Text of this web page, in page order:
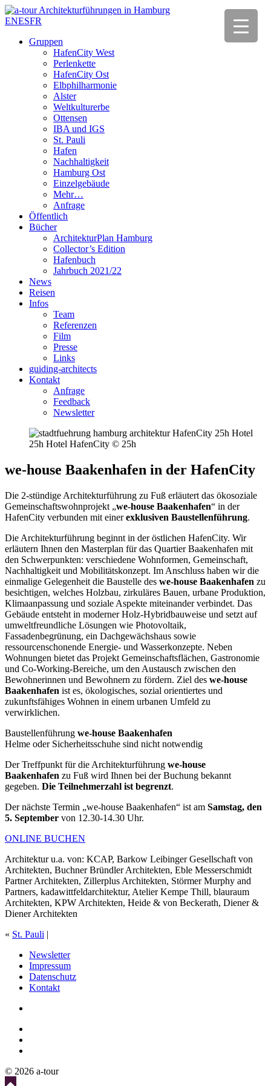
ENESFR
Gruppen
HafenCity West
Perlenkette
HafenCity Ost
Elbphilharmonie
Alster
Weltkulturerbe
Ottensen
IBA und IGS
St. Pauli
Hafen
Nachhaltigkeit
Hamburg Ost
Einzelgebäude
Mehr…
Anfrage
Öffentlich
Bücher
ArchitekturPlan Hamburg
Collector’s Edition
Hafenbuch
Jahrbuch 2021/22
News
Reisen
Infos
Team
Referenzen
Film
Presse
Links
guiding-architects
Kontakt
Anfrage
Feedback
Newsletter
25h Hotel HafenCity © 25h
we-house Baakenhafen in der HafenCity
Die 2-stündige Architekturführung zu Fuß erläutert das ökosoziale
Gemeinschaftswohnprojekt „we-house Baakenhafen“ in der
HafenCity verbunden mit einerexklusiven Baustellenführung.
Die Architekturführung beginnt in der östlichen HafenCity. Wir
erläutern Ihnen den Masterplan für das Quartier Baakenhafen mit
den Schwerpunkten: verschiedene Wohnformen, Gemeinschaft,
Nachhaltigkeit und Mobilitätskonzept. Im Anschluss haben wir die
einmalige Gelegenheit die Baustelle des we-house Baakenhafen zu
besichtigen, welches Holzbau, zirkuläres Bauen, urbane Produktion,
Klimaanpassung und soziale Aspekte miteinander verbindet. Das
Gebäude entsteht in moderner Holz-Hybridbauweise und setzt auf
umweltfreundliche Lösungen wie Photovoltaik,
Fassadenbegrünung, ein Dachgewächshaus sowie
ressourcenschonende Energie- und Wasserkonzepte. Neben
Wohnungen bietet das Projekt Gemeinschaftsflächen, Gastronomie
und Co-Working-Bereiche, um den Austausch zwischen den
Bewohnerinnen und Bewohnern zu fördern. Ziel des we-house
Baakenhafen ist es, ökologisches, sozial orientiertes und
zukunftsfähiges Wohnen in einem urbanen Umfeld zu
verwirklichen.
Baustellenführung we-house Baakenhafen
Helme oder Sicherheitsschuhe sind nicht notwendig
Der Treffpunkt für die Architekturführung we-house
Baakenhafen zu Fuß wird Ihnen bei der Buchung bekannt
gegeben. Die Teilnehmerzahl ist begrenzt.
Der nächste Termin „we-house Baakenhafen“ ist am Samstag, den
5. September von 12.30-14.30 Uhr.
ONLINE BUCHEN
Architektur u.a. von: KCAP, Barkow Leibinger Gesellschaft von
Architekten, Buchner Bründler Architekten, Eble Messerschmidt
Partner Architekten, Zillerplus Architekten, Störmer Murphy and
Partners, kadawittfeldarchitektur, Atelier Kempe Thill, blauraum
Architekten, KPW Architekten, Heide & von Beckerath, Diener &
Diener Architekten
« St. Pauli |
Newsletter
Impressum
Datenschutz
Kontakt
© 2026 a-tour